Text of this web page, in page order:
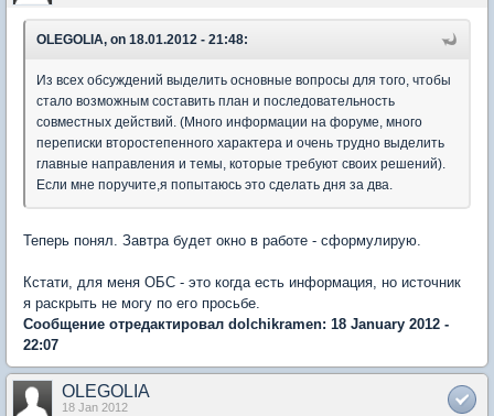
OLEGOLIA, on 18.01.2012 - 21:48:
Из всех обсуждений выделить основные вопросы для того, чтобы
стало возможным составить план и последовательность
совместных действий. (Много информации на форуме, много
переписки второстепенного характера и очень трудно выделить
главные направления и темы, которые требуют своих решений).
Если мне поручите,я попытаюсь это сделать дня за два.
Теперь понял. Завтра будет окно в работе - сформулирую.
Кстати, для меня ОБС - это когда есть информация, но источник
я раскрыть не могу по его просьбе.
Сообщение отредактировал dolchikramen: 18 January 2012 -
22:07
OLEGOLIA
18 Jan 2012